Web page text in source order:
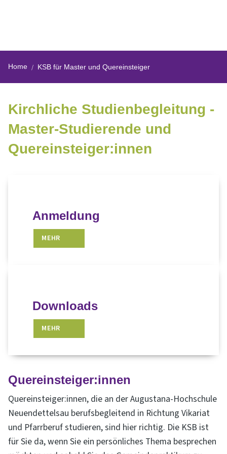
Home KSB für Master und Quereinsteiger
Kirchliche Studienbegleitung -
Master-Studierende und
Quereinsteiger:innen
Anmeldung
MEHR
Downloads
MEHR
Quereinsteiger:innen
Quereinsteiger:innen, die an der Augustana-Hochschule
Neuendettelsau berufsbegleitend in Richtung Vikariat
und Pfarrberuf studieren, sind hier richtig. Die KSB ist
für Sie da, wenn Sie ein persönliches Thema besprechen